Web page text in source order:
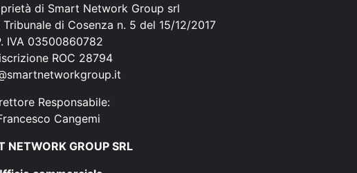
di Smart Network Group srl
di Cosenza n. 5 del 15/12/2017
IVA 03500860782
ROC 28794
Responsabile:
Cangemi
NETWORK GROUP SRL